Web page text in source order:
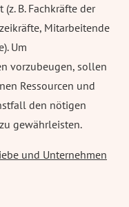
B. Fachkräfte der
Mitarbeitende
Um
vorzubeugen, sollen
Ressourcen und
den nötigen
gewährleisten.
und Unternehmen